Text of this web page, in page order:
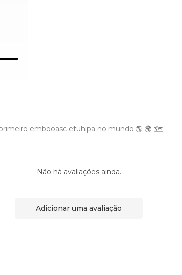
embooasc etuhipa no mundo 🌎 🌍 🗺️
Não há avaliações ainda.
Adicionar uma avaliação